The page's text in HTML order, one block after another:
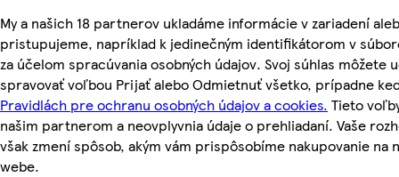
My a našich 18 partnerov ukladáme informácie v zariadení
pristupujeme, napríklad k jedinečným identifikátorom v
za účelom spracúvania osobných údajov. Svoj súhlas môžete
spravovať voľbou Prijať alebo Odmietnuť všetko, prípadne
Pravidlách pre ochranu osobných údajov a cookies. Tieto
našim partnerom a neovplyvnia údaje o prehliadaní. Vaše
však zmení spôsob, akým vám prispôsobíme nakupovanie na
webe.